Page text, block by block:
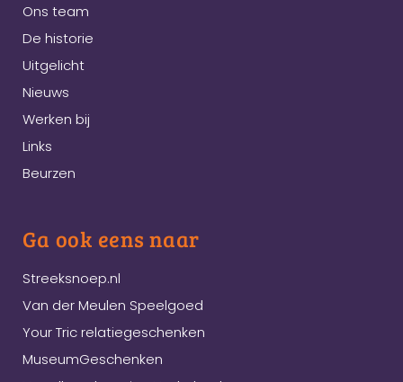
Ons team
De historie
Uitgelicht
Nieuws
Werken bij
Links
Beurzen
Ga ook eens naar
Streeksnoep.nl
Van der Meulen Speelgoed
Your Tric relatiegeschenken
MuseumGeschenken